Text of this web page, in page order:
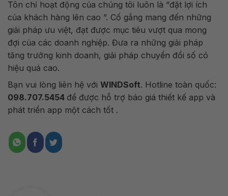
Tôn chỉ hoạt động của chúng tôi luôn là “đặt lợi ích
của khách hàng lên cao ”. Cố gắng mang đến những
giải pháp ưu việt, đạt được mục tiêu vượt qua mong
đợi của các doanh nghiệp. Đưa ra những giải pháp
tăng trưởng kinh doanh, giải pháp chuyển đổi số có
hiệu quả cao.
Bạn vui lòng liên hệ với WINDSoft. Hotline toàn quốc:
098.707.5454 để được hỗ trợ báo giá thiết kế app và
phát triển app một cách tốt .